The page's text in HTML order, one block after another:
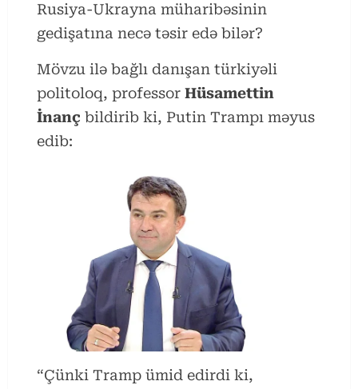
Rusiya-Ukrayna müharibəsinin
gedişatına necə təsir edə bilər?
Mövzu ilə bağlı danışan türkiyəli
politoloq, professor Hüsamettin
İnanç bildirib ki, Putin Trampı məyus
edib:
“Çünki Tramp ümid edirdi ki,